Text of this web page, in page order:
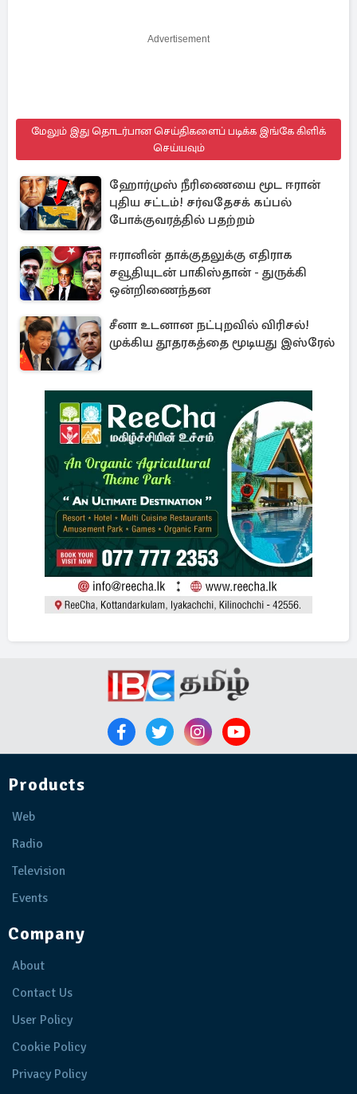
Advertisement
மேலும் இது தொடர்பான செய்திகளைப் படிக்க இங்கே கிளிக்
செய்யவும்
ஹோர்முஸ் நீரிணையை மூட ஈரான்
புதிய சட்டம்! சர்வதேசக் கப்பல்
போக்குவரத்தில் பதற்றம்
ஈரானின் தாக்குதலுக்கு எதிராக
சவூதியுடன் பாகிஸ்தான் - துருக்கி
ஒன்றிணைந்தன
சீனா உடனான நட்புறவில் விரிசல்!
முக்கிய தூதரகத்தை மூடியது இஸ்ரேல்
Products
Web
Radio
Television
Events
Company
About
Contact Us
User Policy
Cookie Policy
Privacy Policy